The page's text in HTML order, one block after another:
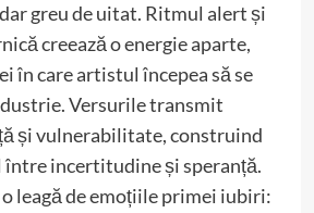
greu de uitat. Ritmul alert și
creează o energie aparte,
în care artistul începea să se
Versurile transmit
și vulnerabilitate, construind
între incertitudine și speranță.
leagă de emoțiile primei iubiri: